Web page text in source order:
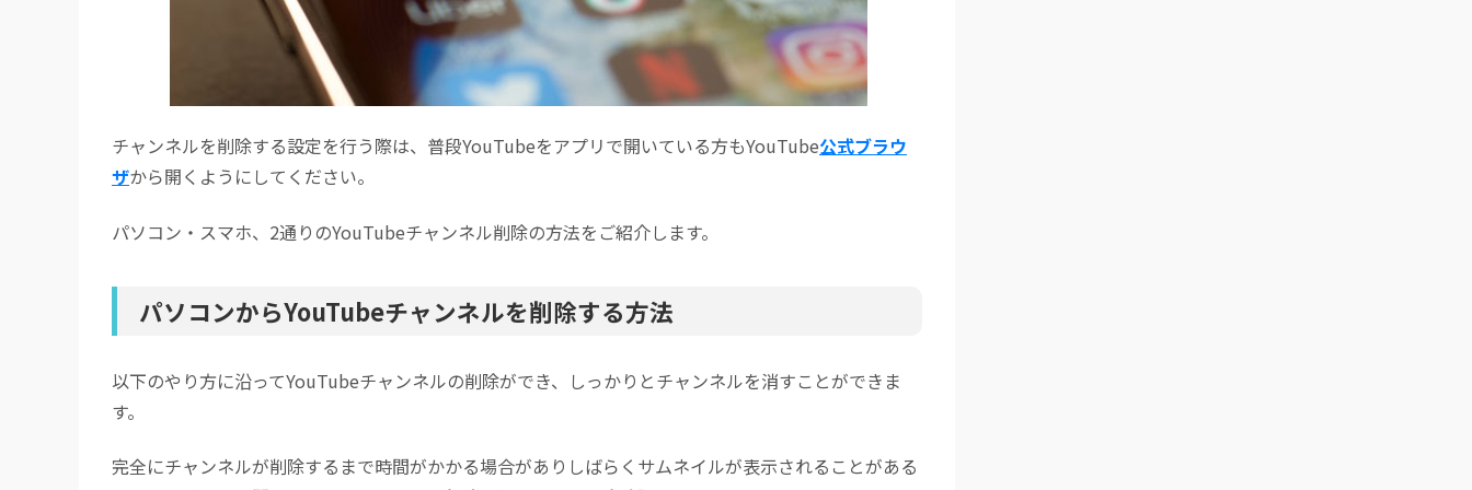
チャンネルを削除する設定を行う際は、普段YouTubeをアプリで開いている方もYouTube公式ブラウ
ザから開くようにしてください。
パソコン・スマホ、2通りのYouTubeチャンネル削除の方法をご紹介します。
パソコンからYouTubeチャンネルを削除する方法
以下のやり方に沿ってYouTubeチャンネルの削除ができ、しっかりとチャンネルを消すことができま
す。
完全にチャンネルが削除するまで時間がかかる場合がありしばらくサムネイルが表示されることがある